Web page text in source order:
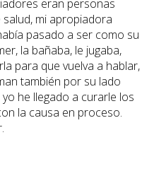
eran personas
mi apropiadora
pasado a ser como su
la bañaba, le jugaba,
para que vuelva a hablar,
también por su lado
he llegado a curarle los
la causa en proceso.